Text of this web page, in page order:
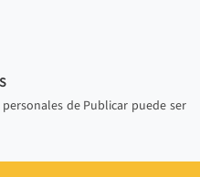
de Publicar puede ser